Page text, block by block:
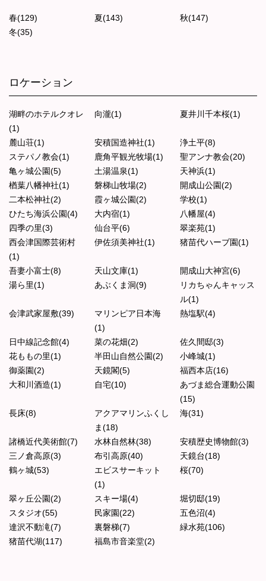
春(129) 夏(143)
秋(147)
冬(35)
ロケーション
湖畔のホテルクオレ
(1)
向瀧(1) 夏井川千本桜(1)
麓山荘(1) 安積国造神社(1)
浄土平(8)
ステパノ教会(1)
鹿角平観光牧場(1)
聖アンナ教会(20)
亀ヶ城公園(5)
土湯温泉(1)
天神浜(1)
楢葉八幡神社(1)
磐梯山牧場(2)
開成山公園(2)
二本松神社(2)
霞ヶ城公園(2)
学校(1)
ひたち海浜公園(4)
大内宿(1)
八幡屋(4)
四季の里(3)
仙台平(6)
翠楽苑(1)
西会津国際芸術村
(1)
伊佐須美神社(1) 猪苗代ハーブ園(1)
吾妻小富士(8) 天山文庫(1)
開成山大神宮(6)
湯ら里(1)
あぶくま洞(9)
リカちゃんキャッス
ル(1)
会津武家屋敷(39)
マリンピア日本海
(1)
熱塩駅(4)
日中線記念館(4) 菜の花畑(2)
佐久間邸(3)
花ももの里(1)
半田山自然公園(2)
小峰城(1)
御薬園(2)
天鏡閣(5)
福西本店(16)
大和川酒造(1)
自宅(10)
あづま総合運動公園
(15)
長床(8)
アクアマリンふくし
ま(18)
海(31)
諸橋近代美術館(7) 水林自然林(38)
安積歴史博物館(3)
三ノ倉高原(3)
布引高原(40)
天鏡台(18)
鶴ヶ城(53)
エビスサーキット
(1)
桜(70)
翠ヶ丘公園(2) スキー場(4)
堀切邸(19)
スタジオ(55)
民家園(22)
五色沼(4)
達沢不動滝(7)
裏磐梯(7)
緑水苑(106)
猪苗代湖(117)
福島市音楽堂(2)